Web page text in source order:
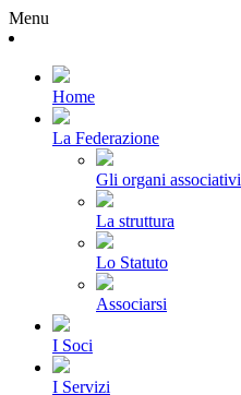
Menu
Home
La Federazione
Gli organi associativi
La struttura
Lo Statuto
Associarsi
I Soci
I Servizi